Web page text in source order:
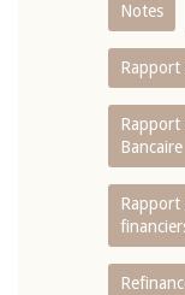
Notes
Rapport
Rapport
Bancaire
Rapport